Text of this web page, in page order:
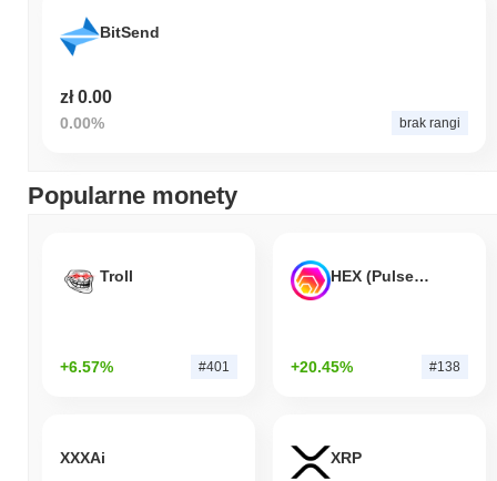
BitSend
zł 0.00
0.00% brak rangi
Popularne monety
Troll
+6.57% #401
HEX (Pulsechain)
+20.45% #138
XXXAi XRP